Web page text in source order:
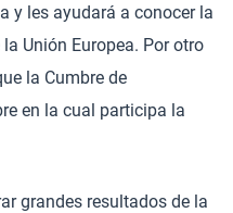
y les ayudará a conocer la
Unión Europea. Por otro
la Cumbre de
en la cual participa la
grandes resultados de la